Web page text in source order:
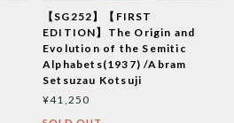
【SG252】【FIRST
EDITION】The Origin and
Evolution of the Semitic
Alphabets(1937) /Abram
Setsuzau Kotsuji
¥41,250